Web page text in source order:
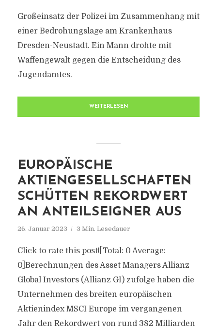
Großeinsatz der Polizei im Zusammenhang mit
einer Bedrohungslage am Krankenhaus
Dresden-Neustadt. Ein Mann drohte mit
Waffengewalt gegen die Entscheidung des
Jugendamtes.
WEITERLESEN
EUROPÄISCHE
AKTIENGESELLSCHAFTEN
SCHÜTTEN REKORDWERT
AN ANTEILSEIGNER AUS
26. Januar 2023 3 Min. Lesedauer
Click to rate this post![Total: 0 Average:
0]Berechnungen des Asset Managers Allianz
Global Investors (Allianz GI) zufolge haben die
Unternehmen des breiten europäischen
Aktienindex MSCI Europe im vergangenen
Jahr den Rekordwert von rund 382 Milliarden